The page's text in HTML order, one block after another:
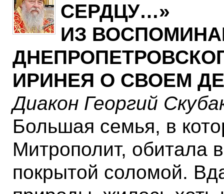
СЕРДЦУ…»
ИЗ
ИРИНЕЯ О СВОЕМ
Диакон Георгий
Большая семья, в
Митрополит, обитала
покрытой соломой.